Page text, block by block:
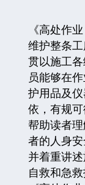
《高处作
维护整条
贯以施工
员能够在
护用品及
依，有规
帮助读者
者的人身
并着重讲
自救和急救